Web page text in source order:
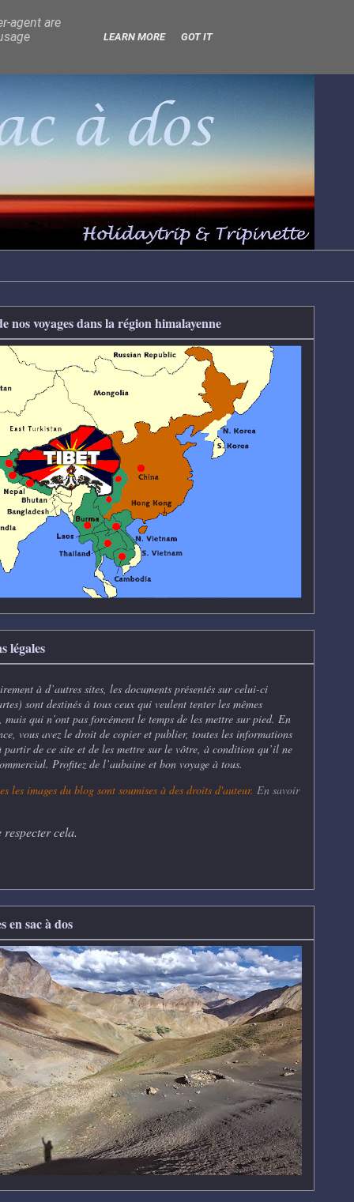
nos voyages dans la région himalayenne
légales
à d’autres sites, les documents présentés sur celui-ci
sont destinés à tous ceux qui veulent tenter les mêmes
mais qui n’ont pas forcément le temps de les mettre sur pied. En
vous avez le droit de copier et publier, toutes les informations
partir de ce site et de les mettre sur le vôtre, à condition qu’il ne
Profitez de l’aubaine et bon voyage à tous.
lesimages du blog sont soumises à des droits d'auteur. En savoir
cela.
en sac à dos
agent are
LEARN MORE GOT IT